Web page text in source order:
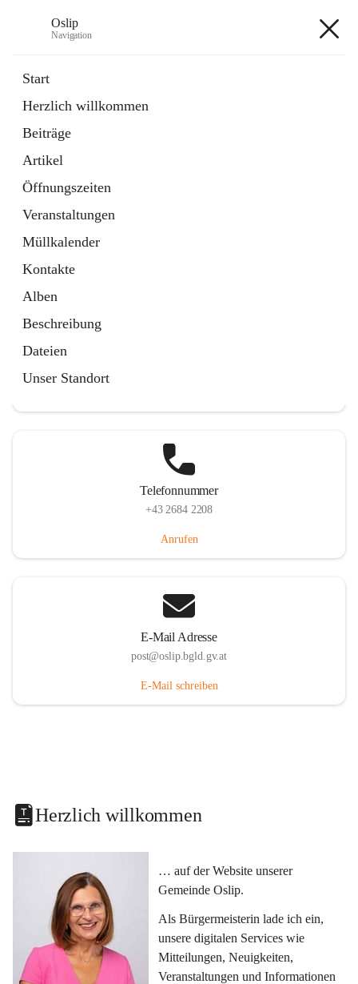
Oslip
Navigation
Start
Herzlich willkommen
Beiträge
Artikel
Öffnungszeiten
Veranstaltungen
Müllkalender
Kontakte
Alben
Beschreibung
Dateien
Unser Standort
Externe Webseite
in
Tab
Bundeskanzleramt Österreich
Externe Webseite
öffnet
in
neuem
Tab
Telefonnummer
+43 2684 2208
Anrufen
E-Mail Adresse
post@oslip.bgld.gv.at
E-Mail schreiben
Herzlich willkommen
… auf der Website unserer
Gemeinde Oslip.
Als Bürgermeisterin lade ich ein,
unsere digitalen Services wie
Mitteilungen, Neuigkeiten,
Veranstaltungen und Informationen